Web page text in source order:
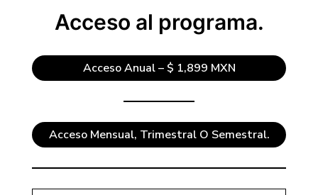
Acceso al programa.
Acceso Anual – $ 1,899 MXN
Acceso Mensual, Trimestral O Semestral.